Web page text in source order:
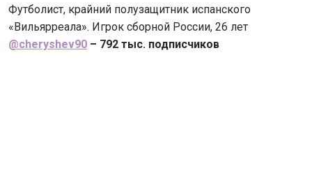
Футболист, крайний полузащитник испанского
«Вильярреала». Игрок сборной России, 26 лет
@cheryshev90 – 792 тыс. подписчиков